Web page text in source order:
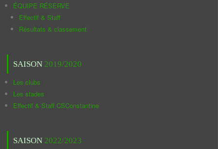
ÉQUIPE RÉSERVE
Effectif & Staff
Résultats & classement
SAISON 2019/2020
Les clubs
Les stades
Effectif & Staff CSConstantine
SAISON 2022/2023